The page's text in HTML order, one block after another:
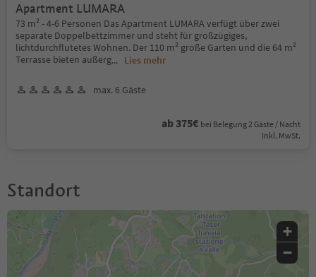
Apartment LUMARA
73 m² - 4-6 Personen Das Apartment LUMARA verfügt über zwei
separate Doppelbettzimmer und steht für großzügiges,
lichtdurchflutetes Wohnen. Der 110 m² große Garten und die 64 m²
Terrasse bieten außerg... Lies mehr
max. 6 Gäste
ab 375€ bei Belegung 2 Gäste / Nacht
Inkl. MwSt.
Standort
+
−